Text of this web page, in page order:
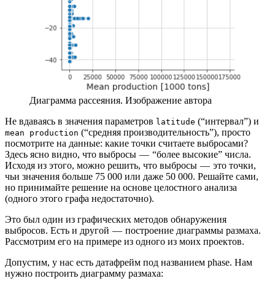
Диаграмма рассеяния. Изображение автора
Не вдаваясь в значения параметров latitude (“интервал”) и
mean production (“средняя производительность”), просто
посмотрите на данные: какие точки считаете выбросами?
Здесь ясно видно, что выбросы — “более высокие” числа.
Исходя из этого, можно решить, что выбросы — это точки,
чьи значения больше 75 000 или даже 50 000. Решайте сами,
но принимайте решение на основе целостного анализа
(одного этого графа недостаточно).
Это был один из графических методов обнаружения
выбросов. Есть и другой — построение диаграммы размаха.
Рассмотрим его на примере из одного из моих проектов.
Допустим, у нас есть датафрейм под названием phase. Нам
нужно построить диаграмму размаха: